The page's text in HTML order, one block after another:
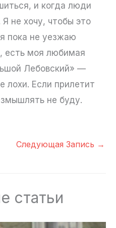
и когда люди
не хочу, чтобы это
пока не уезжаю
есть моя любимая
Лебовский» —
лохи. Если прилетит
не буду.
Следующая Запись →
статьи